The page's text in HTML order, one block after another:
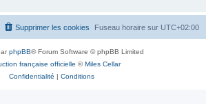
Fuseau horaire sur UTC+02:00
Supprimer les cookies
phpBB® Forum Software © phpBB Limited
française officielle ©Miles Cellar
Confidentialité | Conditions